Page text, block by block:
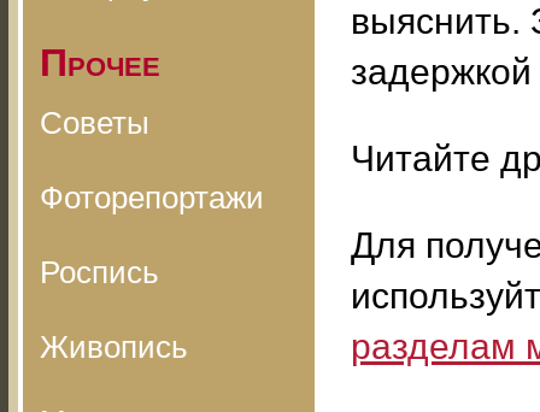
Прочее
Советы
Фоторепортажи
Роспись
Живопись
выяснить.
Читайте
Для
разделам